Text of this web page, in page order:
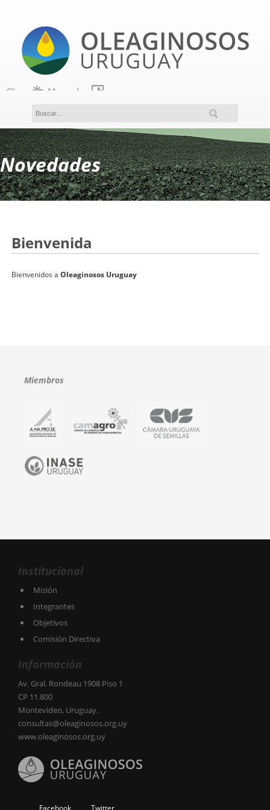
Clima Mercados
Novedades
Bienvenida
Bienvenidos a Oleaginosos Uruguay
Miembros
Institucional
Misión
Integrantes
Objetivos
Comisión Directiva
Información
Av. Gral. Rondeau 1908 Piso 1
CP 11.800
Montevideo, Uruguay.
consultas@oleaginosos.org.uy
www.oleaginosos.org.uy
Facebook Twitter